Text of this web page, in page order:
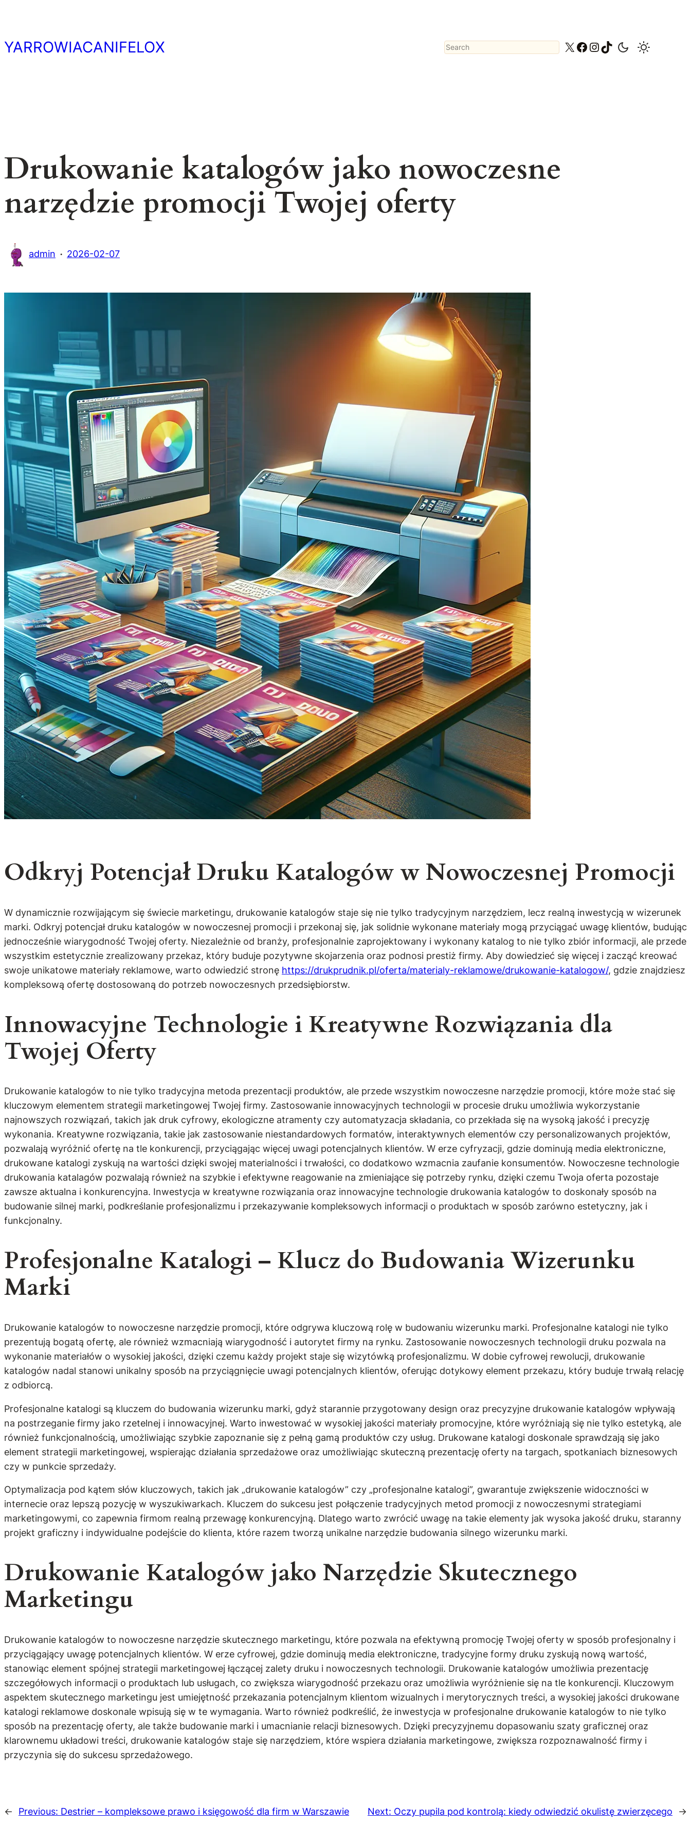
treści
YARROWIACANIFELOX Search X Facebook
Instagram
TikTok
Drukowanie katalogów jako nowoczesne
narzędzie promocji Twojej oferty
admin · 2026-02-07
Odkryj Potencjał Druku Katalogów w Nowoczesnej Promocji
W dynamicznie rozwijającym się świecie marketingu, drukowanie katalogów staje się nie tylko tradycyjnym narzędziem, lecz realną inwestycją w wizerunek
marki. Odkryj potencjał druku katalogów w nowoczesnej promocji i przekonaj się, jak solidnie wykonane materiały mogą przyciągać uwagę klientów, budując
jednocześnie wiarygodność Twojej oferty. Niezależnie od branży, profesjonalnie zaprojektowany i wykonany katalog to nie tylko zbiór informacji, ale przede
wszystkim estetycznie zrealizowany przekaz, który buduje pozytywne skojarzenia oraz podnosi prestiż firmy. Aby dowiedzieć się więcej i zacząć kreować
swoje unikatowe materiały reklamowe, warto odwiedzić stronę https://drukprudnik.pl/oferta/materialy-reklamowe/drukowanie-katalogow/, gdzie znajdziesz
kompleksową ofertę dostosowaną do potrzeb nowoczesnych przedsiębiorstw.
Innowacyjne Technologie i Kreatywne Rozwiązania dla
Twojej Oferty
Drukowanie katalogów to nie tylko tradycyjna metoda prezentacji produktów, ale przede wszystkim nowoczesne narzędzie promocji, które może stać się
kluczowym elementem strategii marketingowej Twojej firmy. Zastosowanie innowacyjnych technologii w procesie druku umożliwia wykorzystanie
najnowszych rozwiązań, takich jak druk cyfrowy, ekologiczne atramenty czy automatyzacja składania, co przekłada się na wysoką jakość i precyzję
wykonania. Kreatywne rozwiązania, takie jak zastosowanie niestandardowych formatów, interaktywnych elementów czy personalizowanych projektów,
pozwalają wyróżnić ofertę na tle konkurencji, przyciągając więcej uwagi potencjalnych klientów. W erze cyfryzacji, gdzie dominują media elektroniczne,
drukowane katalogi zyskują na wartości dzięki swojej materialności i trwałości, co dodatkowo wzmacnia zaufanie konsumentów. Nowoczesne technologie
drukowania katalagów pozwalają również na szybkie i efektywne reagowanie na zmieniające się potrzeby rynku, dzięki czemu Twoja oferta pozostaje
zawsze aktualna i konkurencyjna. Inwestycja w kreatywne rozwiązania oraz innowacyjne technologie drukowania katalogów to doskonały sposób na
budowanie silnej marki, podkreślanie profesjonalizmu i przekazywanie kompleksowych informacji o produktach w sposób zarówno estetyczny, jak i
funkcjonalny.
Profesjonalne Katalogi – Klucz do Budowania Wizerunku
Marki
Drukowanie katalogów to nowoczesne narzędzie promocji, które odgrywa kluczową rolę w budowaniu wizerunku marki. Profesjonalne katalogi nie tylko
prezentują bogatą ofertę, ale również wzmacniają wiarygodność i autorytet firmy na rynku. Zastosowanie nowoczesnych technologii druku pozwala na
wykonanie materiałów o wysokiej jakości, dzięki czemu każdy projekt staje się wizytówką profesjonalizmu. W dobie cyfrowej rewolucji, drukowanie
katalogów nadal stanowi unikalny sposób na przyciągnięcie uwagi potencjalnych klientów, oferując dotykowy element przekazu, który buduje trwałą relację
z odbiorcą.
Profesjonalne katalogi są kluczem do budowania wizerunku marki, gdyż starannie przygotowany design oraz precyzyjne drukowanie katalogów wpływają
na postrzeganie firmy jako rzetelnej i innowacyjnej. Warto inwestować w wysokiej jakości materiały promocyjne, które wyróżniają się nie tylko estetyką, ale
również funkcjonalnością, umożliwiając szybkie zapoznanie się z pełną gamą produktów czy usług. Drukowane katalogi doskonale sprawdzają się jako
element strategii marketingowej, wspierając działania sprzedażowe oraz umożliwiając skuteczną prezentację oferty na targach, spotkaniach biznesowych
czy w punkcie sprzedaży.
Optymalizacja pod kątem słów kluczowych, takich jak „drukowanie katalogów” czy „profesjonalne katalogi”, gwarantuje zwiększenie widoczności w
internecie oraz lepszą pozycję w wyszukiwarkach. Kluczem do sukcesu jest połączenie tradycyjnych metod promocji z nowoczesnymi strategiami
marketingowymi, co zapewnia firmom realną przewagę konkurencyjną. Dlatego warto zwrócić uwagę na takie elementy jak wysoka jakość druku, staranny
projekt graficzny i indywidualne podejście do klienta, które razem tworzą unikalne narzędzie budowania silnego wizerunku marki.
Drukowanie Katalogów jako Narzędzie Skutecznego
Marketingu
Drukowanie katalogów to nowoczesne narzędzie skutecznego marketingu, które pozwala na efektywną promocję Twojej oferty w sposób profesjonalny i
przyciągający uwagę potencjalnych klientów. W erze cyfrowej, gdzie dominują media elektroniczne, tradycyjne formy druku zyskują nową wartość,
stanowiąc element spójnej strategii marketingowej łączącej zalety druku i nowoczesnych technologii. Drukowanie katalogów umożliwia prezentację
szczegółowych informacji o produktach lub usługach, co zwiększa wiarygodność przekazu oraz umożliwia wyróżnienie się na tle konkurencji. Kluczowym
aspektem skutecznego marketingu jest umiejętność przekazania potencjalnym klientom wizualnych i merytorycznych treści, a wysokiej jakości drukowane
katalogi reklamowe doskonale wpisują się w te wymagania. Warto również podkreślić, że inwestycja w profesjonalne drukowanie katalogów to nie tylko
sposób na prezentację oferty, ale także budowanie marki i umacnianie relacji biznesowych. Dzięki precyzyjnemu dopasowaniu szaty graficznej oraz
klarownemu układowi treści, drukowanie katalogów staje się narzędziem, które wspiera działania marketingowe, zwiększa rozpoznawalność firmy i
przyczynia się do sukcesu sprzedażowego.
← Previous: Destrier – kompleksowe prawo i księgowość dla firm w Warszawie Next: Oczy pupila pod kontrolą: kiedy odwiedzić okulistę zwierzęcego →